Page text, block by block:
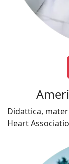
Didattica,
Heart